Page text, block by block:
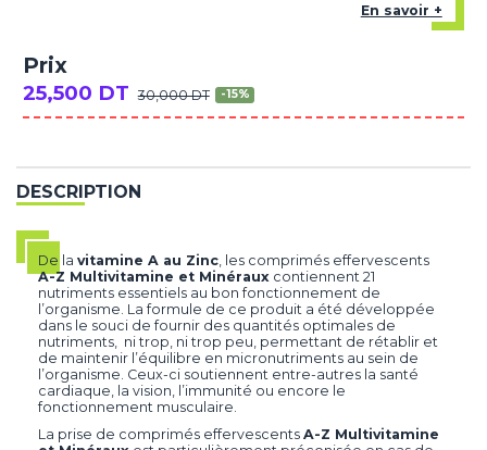
En savoir +
Prix
25,500 DT 30,000 DT -15%
DESCRIPTION
De la vitamine A au Zinc, les comprimés effervescents
A-Z Multivitamine et Minéraux contiennent 21
nutriments essentiels au bon fonctionnement de
l’organisme. La formule de ce produit a été développée
dans le souci de fournir des quantités optimales de
nutriments, ni trop, ni trop peu, permettant de rétablir et
de maintenir l’équilibre en micronutriments au sein de
l’organisme. Ceux-ci soutiennent entre-autres la santé
cardiaque, la vision, l’immunité ou encore le
fonctionnement musculaire.
La prise de comprimés effervescents A-Z Multivitamine